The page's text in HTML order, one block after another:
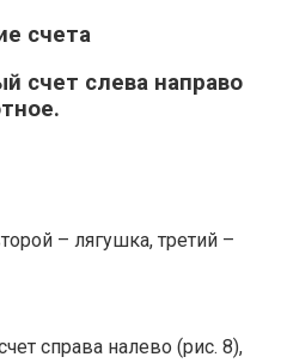
счета
счет слева направо
– лягушка, третий –
справа налево (рис. 8),